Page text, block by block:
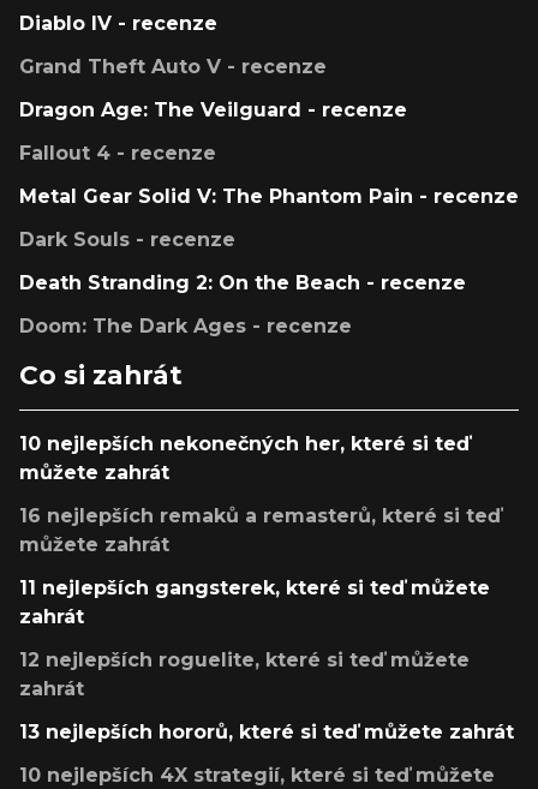
Diablo IV - recenze
Grand Theft Auto V - recenze
Dragon Age: The Veilguard - recenze
Fallout 4 - recenze
Metal Gear Solid V: The Phantom Pain - recenze
Dark Souls - recenze
Death Stranding 2: On the Beach - recenze
Doom: The Dark Ages - recenze
Co si zahrát
10 nejlepších nekonečných her, které si teď
můžete zahrát
16 nejlepších remaků a remasterů, které si teď
můžete zahrát
11 nejlepších gangsterek, které si teď můžete
zahrát
12 nejlepších roguelite, které si teď můžete
zahrát
13 nejlepších hororů, které si teď můžete zahrát
10 nejlepších 4X strategií, které si teď můžete